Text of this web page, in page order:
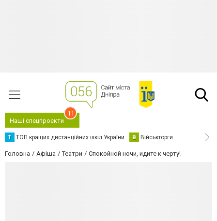
Наші спецпроєкти
11
Т ТОП кращих дистанційних шкіл України В Військторги
Головна Афіша Театри Спокойной ночи, идите к черту!